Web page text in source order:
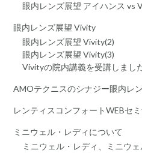
眼内レンズ展望 アイハンス vs
眼内レンズ展望 Vivity
眼内レンズ展望 Vivity(2)
眼内レンズ展望 Vivity(3)
Vivityの院内講義を受講しまし
AMOテクニスのシナジー眼内レ
レンティスコンフォートWEBセ
ミニウェル・レディについて
ミニウェル・レディ、ミニウ